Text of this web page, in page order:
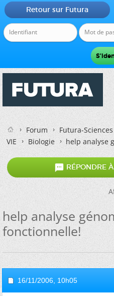
Retour sur Futura
Forum
Futura-
VIE
Biologie help analyse
 RÉPONDRE
help analyse
fonctionnelle!
16/11/2006, 10h05